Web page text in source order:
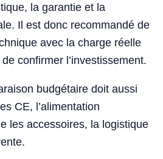
la garantie et la
Il est donc recommandé de
avec la charge réelle
confirmer l’investissement.
budgétaire doit aussi
CE, l’alimentation
les accessoires, la logistique